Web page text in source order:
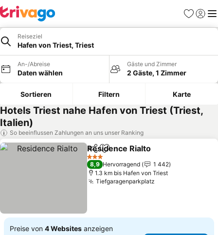
Favoriten
Reiseziel
Hafen von Triest, Triest
An-/Abreise
Daten wählen
Gäste und Zimmer
2 Gäste, 1 Zimmer
Sortieren Filtern Karte
Hotels Triest nahe Hafen von Triest (Triest,
Italien)
So beeinflussen Zahlungen an uns unser Ranking
TeilenZu Favoriten hinzufügen
Residence Rialto
3 Sterne
8,9 Hervorragend
1 442
1.3 km bis Hafen von Triest
Tiefgaragenparkplatz
Preise von 4 Websites anzeigen